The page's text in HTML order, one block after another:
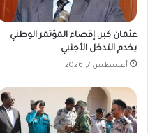
ل
ا
ح
ي
ا
ل
عثمان كبر: إقصاء المؤتمر الوطني
يخدم التدخل الأجنبي
أغسطس 7, 2026